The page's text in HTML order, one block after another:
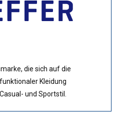
die sich auf die
Kleidung
und Sportstil.